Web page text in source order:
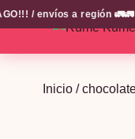
/ envíos a región 🚛🚛
Inicio/